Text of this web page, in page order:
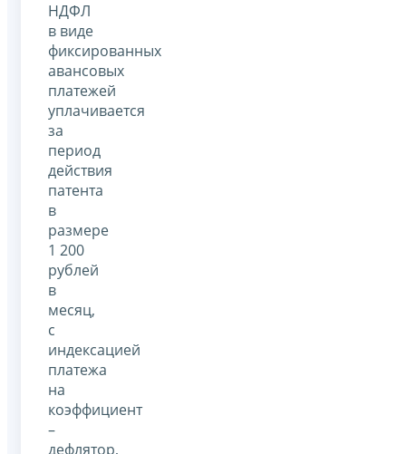
НДФЛ
в виде
фиксированных
авансовых
платежей
уплачивается
за
период
действия
патента
в
размере
1 200
рублей
в
месяц,
с
индексацией
платежа
на
коэффициент
–
дефлятор,